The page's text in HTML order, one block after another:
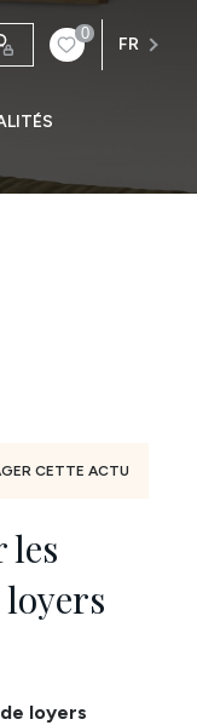
0
FR
CETTE ACTU
les
loyers